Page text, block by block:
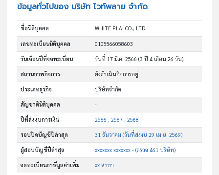
ข้อมูลทั่วไปของ บริษัท ไวท์พลาย จำกัด
ชื่อนิติบุคคล WHITE PLAI CO., LTD.
เลขทะเบียนนิติบุคคล 0105566058603
วันเดือนปีที่จดทะเบียน วันที่ 17 มี.ค. 2566(3 ปี 4 เดือน 26 วัน)
สถานภาพกิจการ ยังดำเนินกิจการอยู่
ประเภทธุรกิจ บริษัทจำกัด
สัญชาตินิติบุคคล -
ปีที่ส่งงบการเงิน 2566 , 2567 , 2568
รอบปิดบัญชีปีล่าสุด 31 ธันวาคม (วันที่ส่งงบ 29 เม.ย. 2569)
ผู้สอบบัญชีปีล่าสุด xxxxxxx xxxxxxx - (ตรวจ 461 บริษัท)
จดทะเบียนภาษีมูลค่าเพิ่ม xx สาขา